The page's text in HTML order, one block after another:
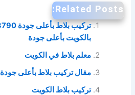
Related Posts:
بالكويت بأعلى جودة
معلم بلاط في الكويت
مقال تركيب بلاط بأعلى جودة
تركيب بلاط الكويت